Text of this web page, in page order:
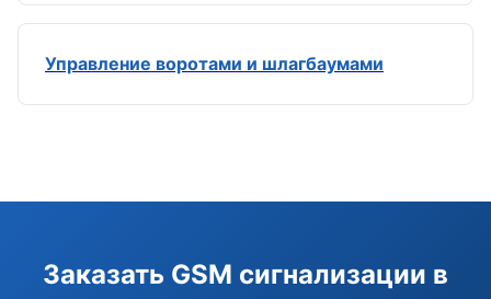
Управление воротами и шлагбаумами
Заказать GSM сигнализации в